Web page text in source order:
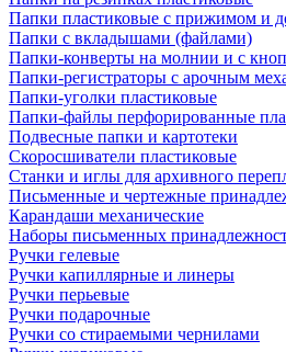
Папки пластиковые с прижимом и
Папки с вкладышами (файлами)
Папки-конверты на молнии и с
Папки-регистраторы с арочным
Папки-уголки пластиковые
Папки-файлы перфорированные
Подвесные папки и картотеки
Скоросшиватели пластиковые
Станки и иглы для архивного
Письменные и чертежные
Карандаши механические
Наборы письменных
Ручки гелевые
Ручки капиллярные и линеры
Ручки перьевые
Ручки подарочные
Ручки со стираемыми чернилами